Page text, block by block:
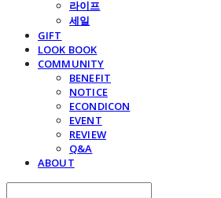
라이프
세일
GIFT
LOOK BOOK
COMMUNITY
BENEFIT
NOTICE
ECONDICON
EVENT
REVIEW
Q&A
ABOUT